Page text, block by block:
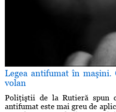
Legea antifumat în maşini.
volan
Poliţiştii de la Rutieră spun
antifumat este mai greu de